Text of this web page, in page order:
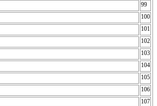
99
100
101
102
103
104
105
106
107